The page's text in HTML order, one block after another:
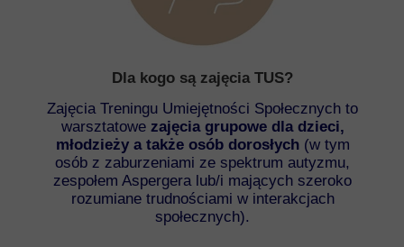
Dla kogo są zajęcia TUS?
Zajęcia Treningu Umiejętności Społecznych to
warsztatowe zajęcia grupowe dla dzieci,
młodzieży a także osób dorosłych(w tym
osób z zaburzeniami ze spektrum autyzmu,
zespołem Aspergera lub/i mających szeroko
rozumiane trudnościami w interakcjach
społecznych).